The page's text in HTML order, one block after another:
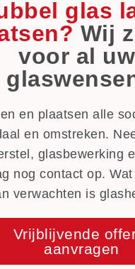
glas
Wij
voor al uw
en plaatsen alle
en omstreken.
glasbewerking
nog contact op.
verwachten is
Vrijblijvende
aanvragen